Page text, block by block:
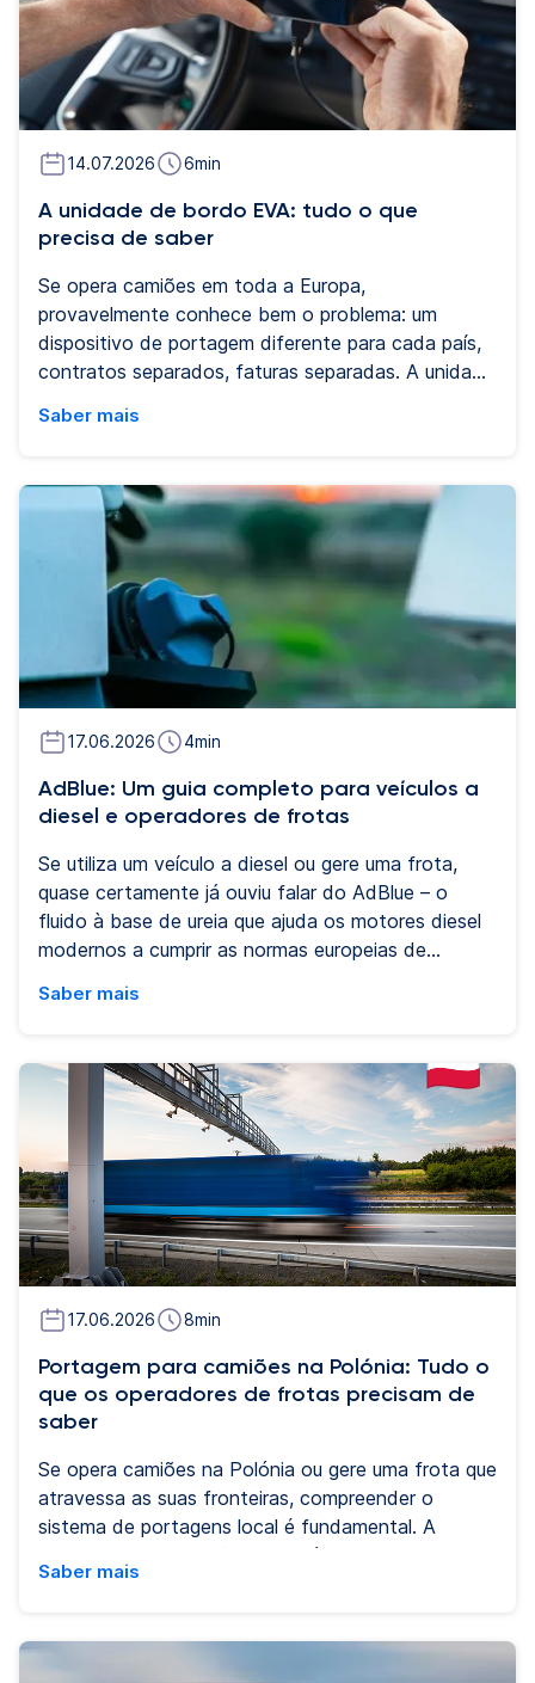
14.07.2026 6min
A unidade de bordo EVA: tudo o que
precisa de saber
Se opera camiões em toda a Europa,
provavelmente conhece bem o problema: um
dispositivo de portagem diferente para cada país,
contratos separados, faturas separadas. A unidade
exatamente isso. Este guia responde às perguntas
funciona, para quem se destina e como se liga à
gestão de frotas e à proteção contra fraude com
cartões de combustível.
Saber mais
17.06.2026 4min
AdBlue: Um guia completo para veículos a
diesel e operadores de frotas
Se utiliza um veículo a diesel ou gere uma frota,
quase certamente já ouviu falar do AdBlue – o
fluido à base de ureia que ajuda os motores diesel
modernos a cumprir as normas europeias de
saber: o que é o AdBlue, como funciona, quando
na gestão de frotas.
Saber mais
17.06.2026 8min
Portagem para camiões na Polónia: Tudo o
que os operadores de frotas precisam de
saber
Se opera camiões na Polónia ou gere uma frota que
atravessa as suas fronteiras, compreender o
sistema de portagens local é fundamental. A
portagem para camiões na Polónia varia consoante
o tipo de estrada, o peso do veículo e a classe de
nos últimos anos. Este guia contém tudo o que
precisa de saber antes de sair para a estrada.
Saber mais